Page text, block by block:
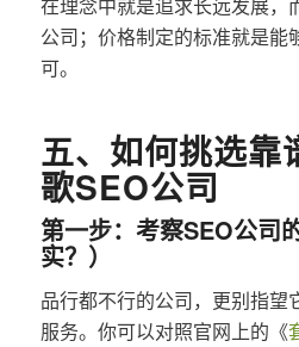
公司；价格制定的标准就是能
可。
五、如何挑选靠
歌SEO公司
第一步：考察SEO公司
实？）
品行都不行的公司，更别指望
服务。你可以对照官网上的《